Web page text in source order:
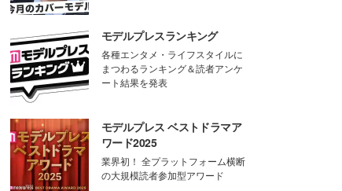
モデルプレスランキング
各種エンタメ・ライフスタイルに
まつわるランキング＆読者アンケ
ート結果を発表
モデルプレス ベストドラマア
ワード2025
業界初！ 全プラットフォーム横断
の大規模読者参加型アワード